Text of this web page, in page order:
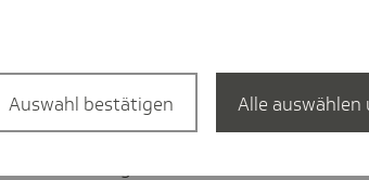
mit
Auswahl bestätigen Alle auswählen